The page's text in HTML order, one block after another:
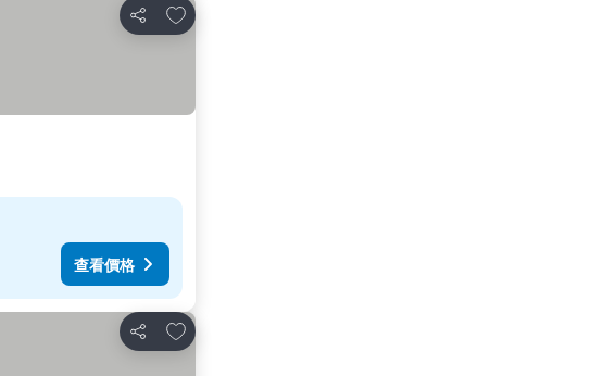
分享
加入我的最愛
查看價格
分享
加入我的最愛